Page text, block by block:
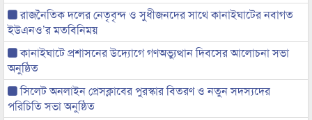
রাজনৈতিক দলের নেতৃবৃন্দ ও সুধীজনদের সাথে কানাইঘাটের নবাগত
ইউএনও’র মতবিনিময়
কানাইঘাটে প্রশাসনের উদ্যোগে গণঅভ্যুত্থান দিবসের আলোচনা সভা
অনুষ্ঠিত
সিলেট অনলাইন প্রেসক্লাবের পুরস্কার বিতরণ ও নতুন সদস্যদের
পরিচিতি সভা অনুষ্ঠিত